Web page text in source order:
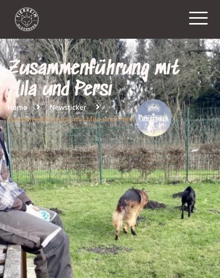
Zusammenführung mit
Mila und Persi
Home
Newsticker
Zusammenführung mit Mila und Persi